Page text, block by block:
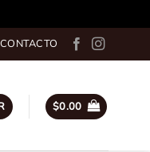
CONTACTO
$0.00